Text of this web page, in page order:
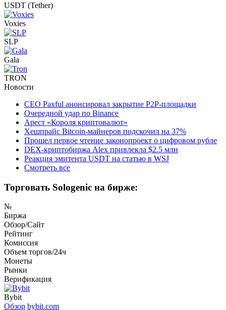
USDT (Tether)
Voxies
SLP
Gala
TRON
Новости
CEO Paxful анонсировал закрытие P2P-площадки
Очередной удар по Binance
Арест «Короля криптовалют»
Хешпрайс Bitcoin-майнеров подскочил на 37%
Прошел первое чтение законопроект о цифровом рубле
DEX-криптобиржа Alex привлекла $2.5 млн
Реакция эмитента USDT на статью в WSJ
Смотреть все
Торговать Sologenic на бирже:
№
Биржа
Обзор/Сайт
Рейтинг
Комиссия
Объем торгов/24ч
Монеты
Рынки
Верификация
Bybit
Обзор bybit.com